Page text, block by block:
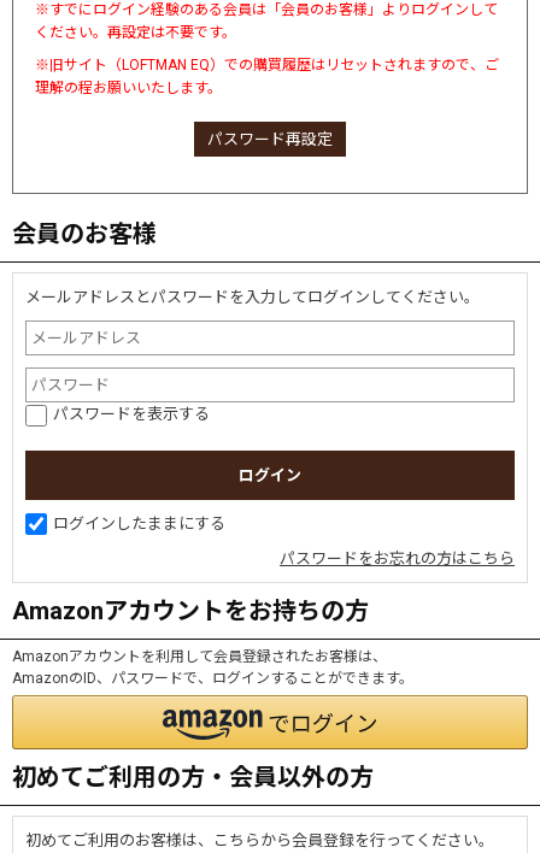
※すでにログイン経験のある会員は「会員のお客様」よりログインして
ください。再設定は不要です。
※旧サイト（LOFTMAN EQ）での購買履歴はリセットされますので、ご
理解の程お願いいたします。
パスワード再設定
会員のお客様
メールアドレスとパスワードを入力してログインしてください。
パスワードを表示する
ログインしたままにする
パスワードをお忘れの方はこちら
Amazonアカウントをお持ちの方
Amazonアカウントを利用して会員登録されたお客様は、
AmazonのID、パスワードで、ログインすることができます。
初めてご利用の方・会員以外の方
初めてご利用のお客様は、こちらから会員登録を行ってください。